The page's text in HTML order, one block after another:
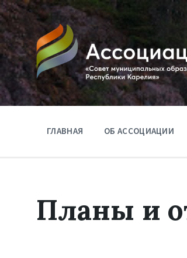
ГЛАВНАЯ ОБ АССОЦИАЦИИ
Планы и